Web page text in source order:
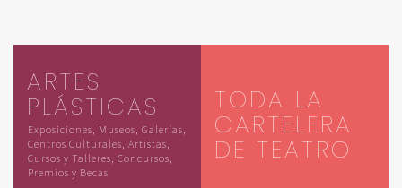
ARTES
PLÁSTICAS
Exposiciones, Museos, Galerías,
Centros Culturales, Artistas,
Cursos y Talleres, Concursos,
Premios y Becas
TODA LA
CARTELERA
DE TEATRO